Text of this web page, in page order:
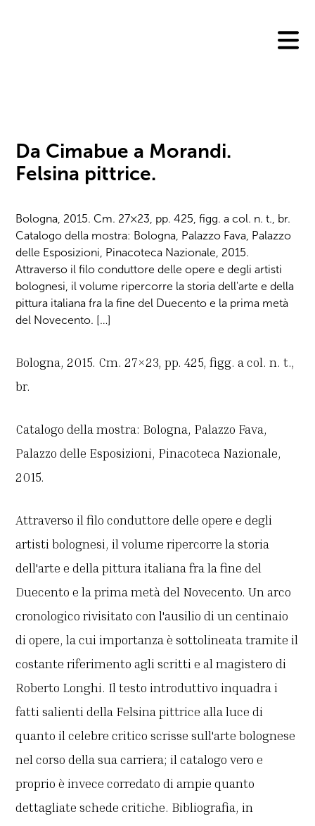
Da Cimabue a Morandi.
Felsina pittrice.
Bologna, 2015. Cm. 27×23, pp. 425, figg. a col. n. t., br.
Catalogo della mostra: Bologna, Palazzo Fava, Palazzo
delle Esposizioni, Pinacoteca Nazionale, 2015.
Attraverso il filo conduttore delle opere e degli artisti
bolognesi, il volume ripercorre la storia dell'arte e della
pittura italiana fra la fine del Duecento e la prima metà
del Novecento. […]
Bologna, 2015. Cm. 27×23, pp. 425, figg. a col. n. t.,
br.
Catalogo della mostra: Bologna, Palazzo Fava,
Palazzo delle Esposizioni, Pinacoteca Nazionale,
2015.
Attraverso il filo conduttore delle opere e degli
artisti bolognesi, il volume ripercorre la storia
dell'arte e della pittura italiana fra la fine del
Duecento e la prima metà del Novecento. Un arco
cronologico rivisitato con l'ausilio di un centinaio
di opere, la cui importanza è sottolineata tramite il
costante riferimento agli scritti e al magistero di
Roberto Longhi. Il testo introduttivo inquadra i
fatti salienti della Felsina pittrice alla luce di
quanto il celebre critico scrisse sull'arte bolognese
nel corso della sua carriera; il catalogo vero e
proprio è invece corredato di ampie quanto
dettagliate schede critiche. Bibliografia, in